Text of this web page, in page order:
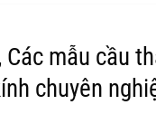
mẫu cầu
chuyên